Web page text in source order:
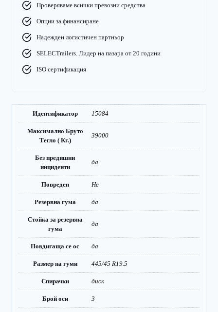
Проверяваме всички превозни средства
Опции за финансиране
Надежден логистичен партньор
SELECTrailers. Лидер на пазара от 20 години
ISO сертификация
Идентификатор 15084
Максимално Бруто
Тегло ( Кг.)
39000
Без предишни
инциденти
да
Повреден Не
Резервна гума да
Стойка за резервна
гума
да
Повдигаща се ос да
Размер на гуми 445/45 R19.5
Спирачки диск
Брой оси 3